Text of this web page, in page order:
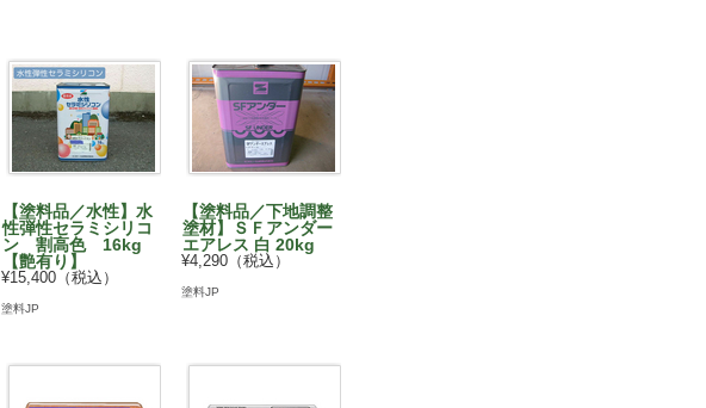
【塗料品／水性】水
性弾性セラミシリコ
ン 割高色 16kg
【艶有り】
¥15,400（税込）
塗料JP
【塗料品／下地調整
塗材】ＳＦアンダー
エアレス 白 20kg
¥4,290（税込）
塗料JP